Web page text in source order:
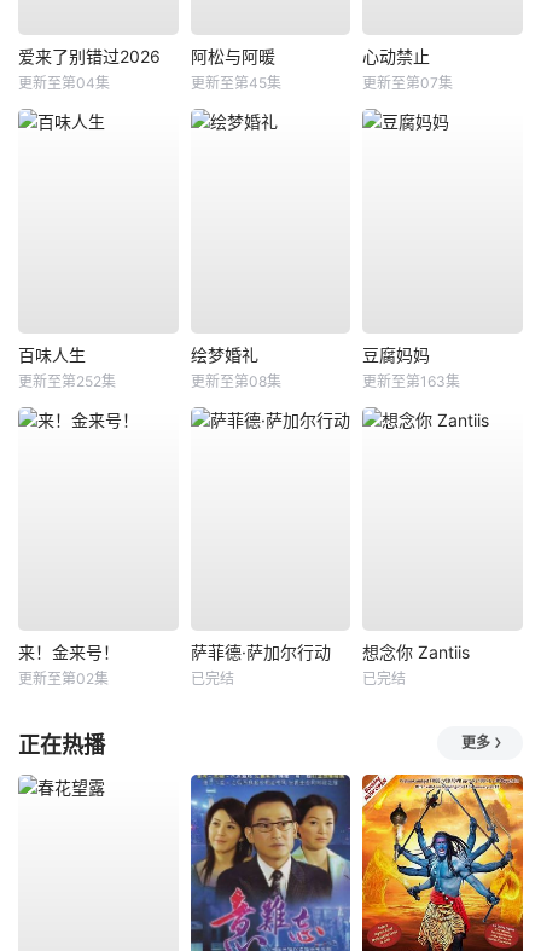
爱来了别错过2026
更新至第04集
阿松与阿暖
更新至第45集
心动禁止
更新至第07集
百味人生
更新至第252集
绘梦婚礼
更新至第08集
豆腐妈妈
更新至第163集
来！金来号！
更新至第02集
萨菲德·萨加尔行动
已完结
想念你 Zantiis
已完结
正在热播 更多